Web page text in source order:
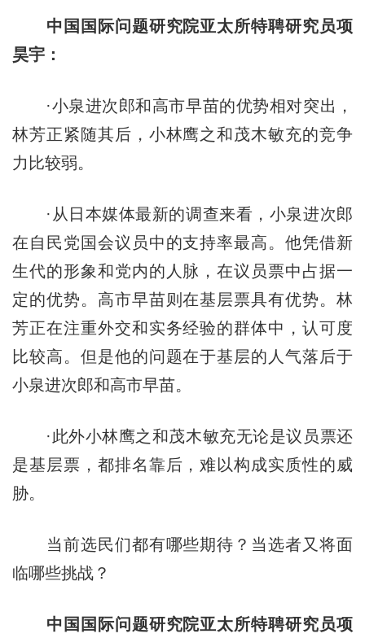
中国国际问题研究院亚太所特聘研究员项
昊宇：
·小泉进次郎和高市早苗的优势相对突出，
林芳正紧随其后，小林鹰之和茂木敏充的竞争
力比较弱。
·从日本媒体最新的调查来看，小泉进次郎
在自民党国会议员中的支持率最高。他凭借新
生代的形象和党内的人脉，在议员票中占据一
定的优势。高市早苗则在基层票具有优势。林
芳正在注重外交和实务经验的群体中，认可度
比较高。但是他的问题在于基层的人气落后于
小泉进次郎和高市早苗。
·此外小林鹰之和茂木敏充无论是议员票还
是基层票，都排名靠后，难以构成实质性的威
胁。
当前选民们都有哪些期待？当选者又将面
临哪些挑战？
中国国际问题研究院亚太所特聘研究员项